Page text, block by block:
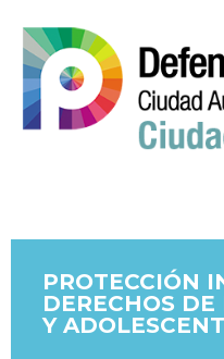
PROTECCIÓN
DERECHOS
Y